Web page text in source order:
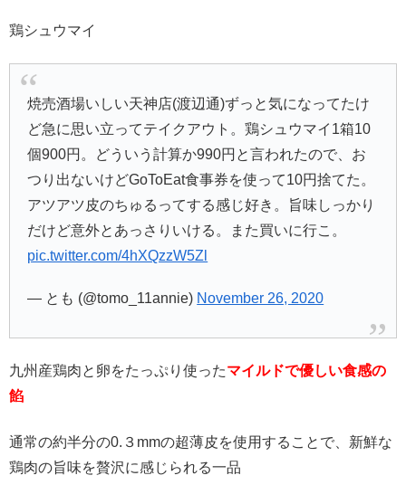
鶏シュウマイ
焼売酒場いしい天神店(渡辺通)ずっと気になってたけ
ど急に思い立ってテイクアウト。鶏シュウマイ1箱10
個900円。どういう計算か990円と言われたので、お
つり出ないけどGoToEat食事券を使って10円捨てた。
アツアツ皮のちゅるってする感じ好き。旨味しっかり
だけど意外とあっさりいける。また買いに行こ。
pic.twitter.com/4hXQzzW5Zl
— とも (@tomo_11annie) November 26, 2020
九州産鶏肉と卵をたっぷり使ったマイルドで優しい食感の
餡
通常の約半分の0.３mmの超薄皮を使用することで、新鮮な
鶏肉の旨味を贅沢に感じられる一品